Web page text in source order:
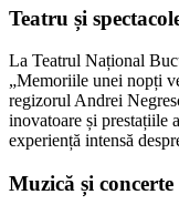
Teatru și
La Teatrul Național
„Memoriile unei nopți
regizorul Andrei
inovatoare și prestațiile
experiență intensă
Muzică și concerte